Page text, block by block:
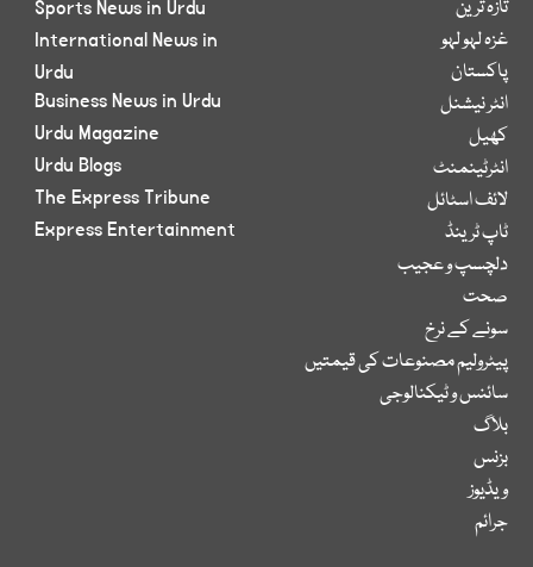
تازہ ترین
غزہ لہو لہو
پاکستان
انٹر نیشنل
کھیل
انٹرٹینمنٹ
لائف اسٹائل
ٹاپ ٹرینڈ
دلچسپ و عجیب
صحت
سونے کے نرخ
پیٹرولیم مصنوعات کی قیمتیں
سائنس و ٹیکنالوجی
بلاگ
بزنس
ویڈیوز
جرائم
Sports News in Urdu
International News in
Urdu
Business News in Urdu
Urdu Magazine
Urdu Blogs
The Express Tribune
Express Entertainment